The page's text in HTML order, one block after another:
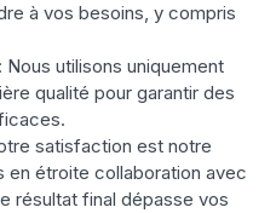
à vos besoins, y compris
: Nous utilisons uniquement
qualité pour garantir des
satisfaction est notre
en étroite collaboration avec
résultat final dépasse vos